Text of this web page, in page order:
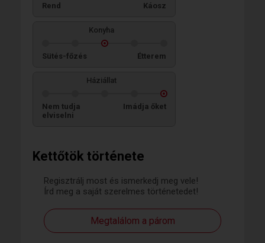
Kettőtök története
Regisztrálj most és ismerkedj meg vele!
Írd meg a saját szerelmes történetedet!
Megtalálom a párom
Rend Káosz
Konyha
Sütés-főzés Étterem
Háziállat
Nem tudja
elviselni
Imádja őket